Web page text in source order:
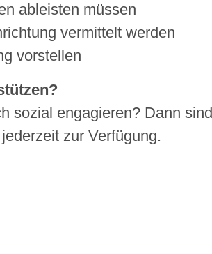
ableisten müssen
vermittelt werden
vorstellen
sozial engagieren? Dann
zur Verfügung.